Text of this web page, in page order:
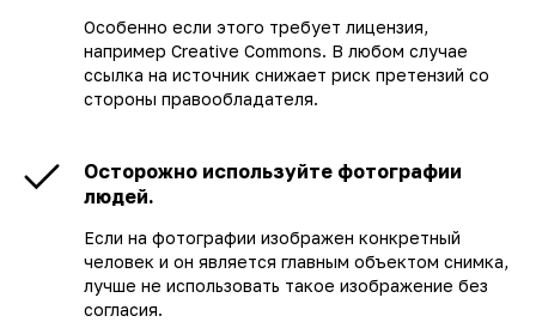
Особенно если этого требует лицензия,
например Creative Commons. В любом случае
ссылка на источник снижает риск претензий со
стороны правообладателя.
Осторожно используйте фотографии
людей.
Если на фотографии изображен конкретный
человек и он является главным объектом снимка,
лучше не использовать такое изображение без
согласия.